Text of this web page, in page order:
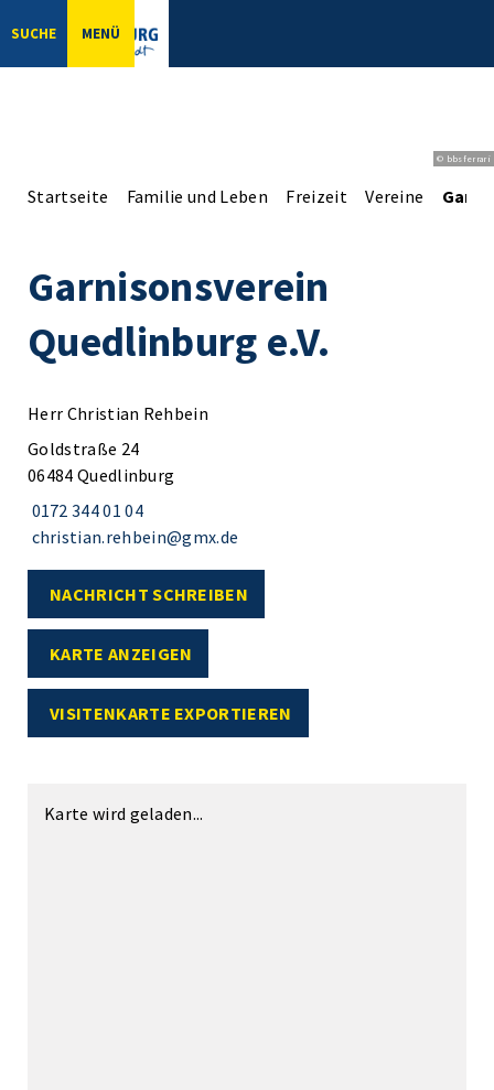
SUCHE MENÜ
© bbsferrari
Startseite Familie und Leben Freizeit Vereine
Garnisonsverein
Quedlinburg e.V.
Herr Christian Rehbein
Goldstraße 24
06484 Quedlinburg
0172 344 01 04
christian.rehbein@gmx.de
NACHRICHT SCHREIBEN
KARTE ANZEIGEN
VISITENKARTE EXPORTIEREN
Karte wird geladen...